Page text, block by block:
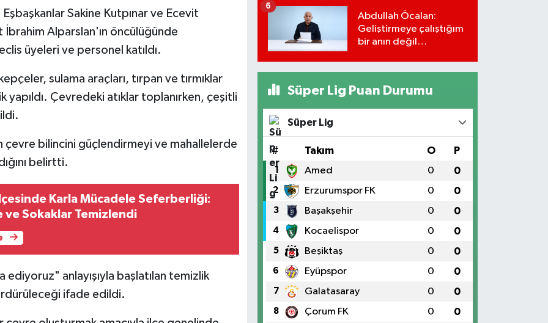
Sakine Kutpınar ve Ecevit
İbrahim Alparslan'ın öncülüğünde
üyeleri ve personel katıldı.
sulama araçları, tırpan ve tırmıklar
yapıldı. Çevredeki atıklar toplanırken, çeşitli
çevre bilincini güçlendirmeyi ve mahallelerde
belirtti.
Karla Mücadele Seferberliği:
ve Sokaklar Temizlendi
anlayışıyla başlatılan temizlik
ifade edildi.
Abdullah Öcalan:
Geliştirmeye çalıştığım
bir anın değil
6
Süper Lig Puan Durumu
Süper Lig
# Takım O P
1 Amed 0 0
2 Erzurumspor FK 0 0
3 Başakşehir 0 0
4 Kocaelispor 0 0
5 Beşiktaş 0 0
6 Eyüpspor 0 0
7 Galatasaray 0 0
8 Çorum FK 0 0